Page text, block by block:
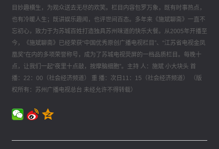
目妙趣横生，为观众送去无尽的欢笑。栏目内容包罗万象，既有时事热点，
也有冷暖人生；既讲娱乐趣闻，也评世间百态。多年来《施斌聊斋》一直不
忘初心，致力于为苏城百姓打造独具苏州味道的快乐大餐。从2005年开播至
今，《施斌聊斋》已经荣获“中国优秀原创广播电视栏目”、“江苏省电视金凤
凰奖”在内的多项荣誉称号，成为了苏城电视荧屏的一档品质栏目。每晚十
点，让我们一起“夜里十点敲，按摩脑细胞”。主持 人：施斌 小大块头 首
播：22：00（社会经济频道） 重 播：次日11：15（社会经济频道） （版
权所有：苏州广播电视总台 未经允许不得转载）